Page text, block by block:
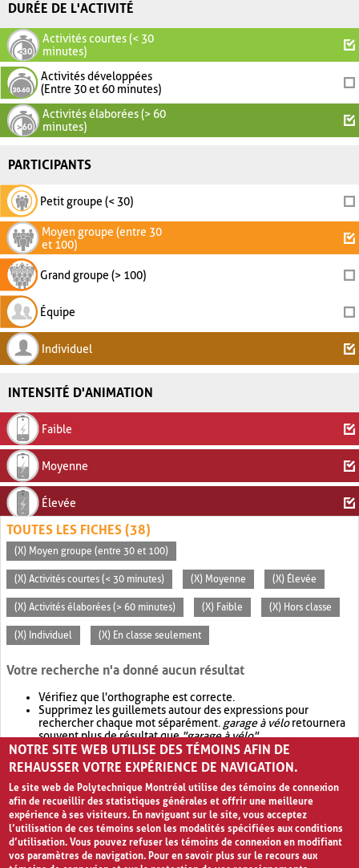
DURÉE DE L'ACTIVITÉ
Activités courtes (< 30
minutes)
Activités développées
(Entre 30 et 60 minutes)
Activités élaborées (> 60
minutes)
PARTICIPANTS
Petit groupe (< 30)
Moyen groupe (entre 30
et 100)
Grand groupe (> 100)
Équipe
Individuel
INTENSITÉ D'ANIMATION
Faible
Moyenne
Élevée
TOUTES LES FICHES (38)
(X) Moyen groupe (entre 30 et 100)
(X) Activités courtes (< 30 minutes) (X) Moyenne (X) Élevée
(X) Activités élaborées (> 60 minutes) (X) Faible (X) Hors classe
(X) Individuel (X) En classe seulement
Votre recherche n'a donné aucun résultat
Vérifiez que l'orthographe est correcte.
Supprimez les guillemets autour des expressions pour
rechercher chaque mot séparément. garage à véloretournera
souvent plus de résultat que"garage à vélo".
Envisagez d'élargir votre recherche avec OR.garage OR vélo
retournera souvent plus de résultat quegarage à vélo
NOTRE SITE WEB UTILISE DES TÉMOINS AFIN DE
REHAUSSER VOTRE EXPÉRIENCE DE NAVIGATION.
Le site web de Polytechnique Montréal utilise des témoins de connexion
afin de recueillir des statistiques générales et offrir une meilleure
expérience à ses visiteurs. En naviguant sur le site, vous acceptez
l’utilisation de ces témoins selon les modalités spécifiées aux conditions
d’utilisation. Vous pouvez refuser les témoins de connexion en modifiant
vos paramètres de navigation. Pour en savoir plus sur le recours aux